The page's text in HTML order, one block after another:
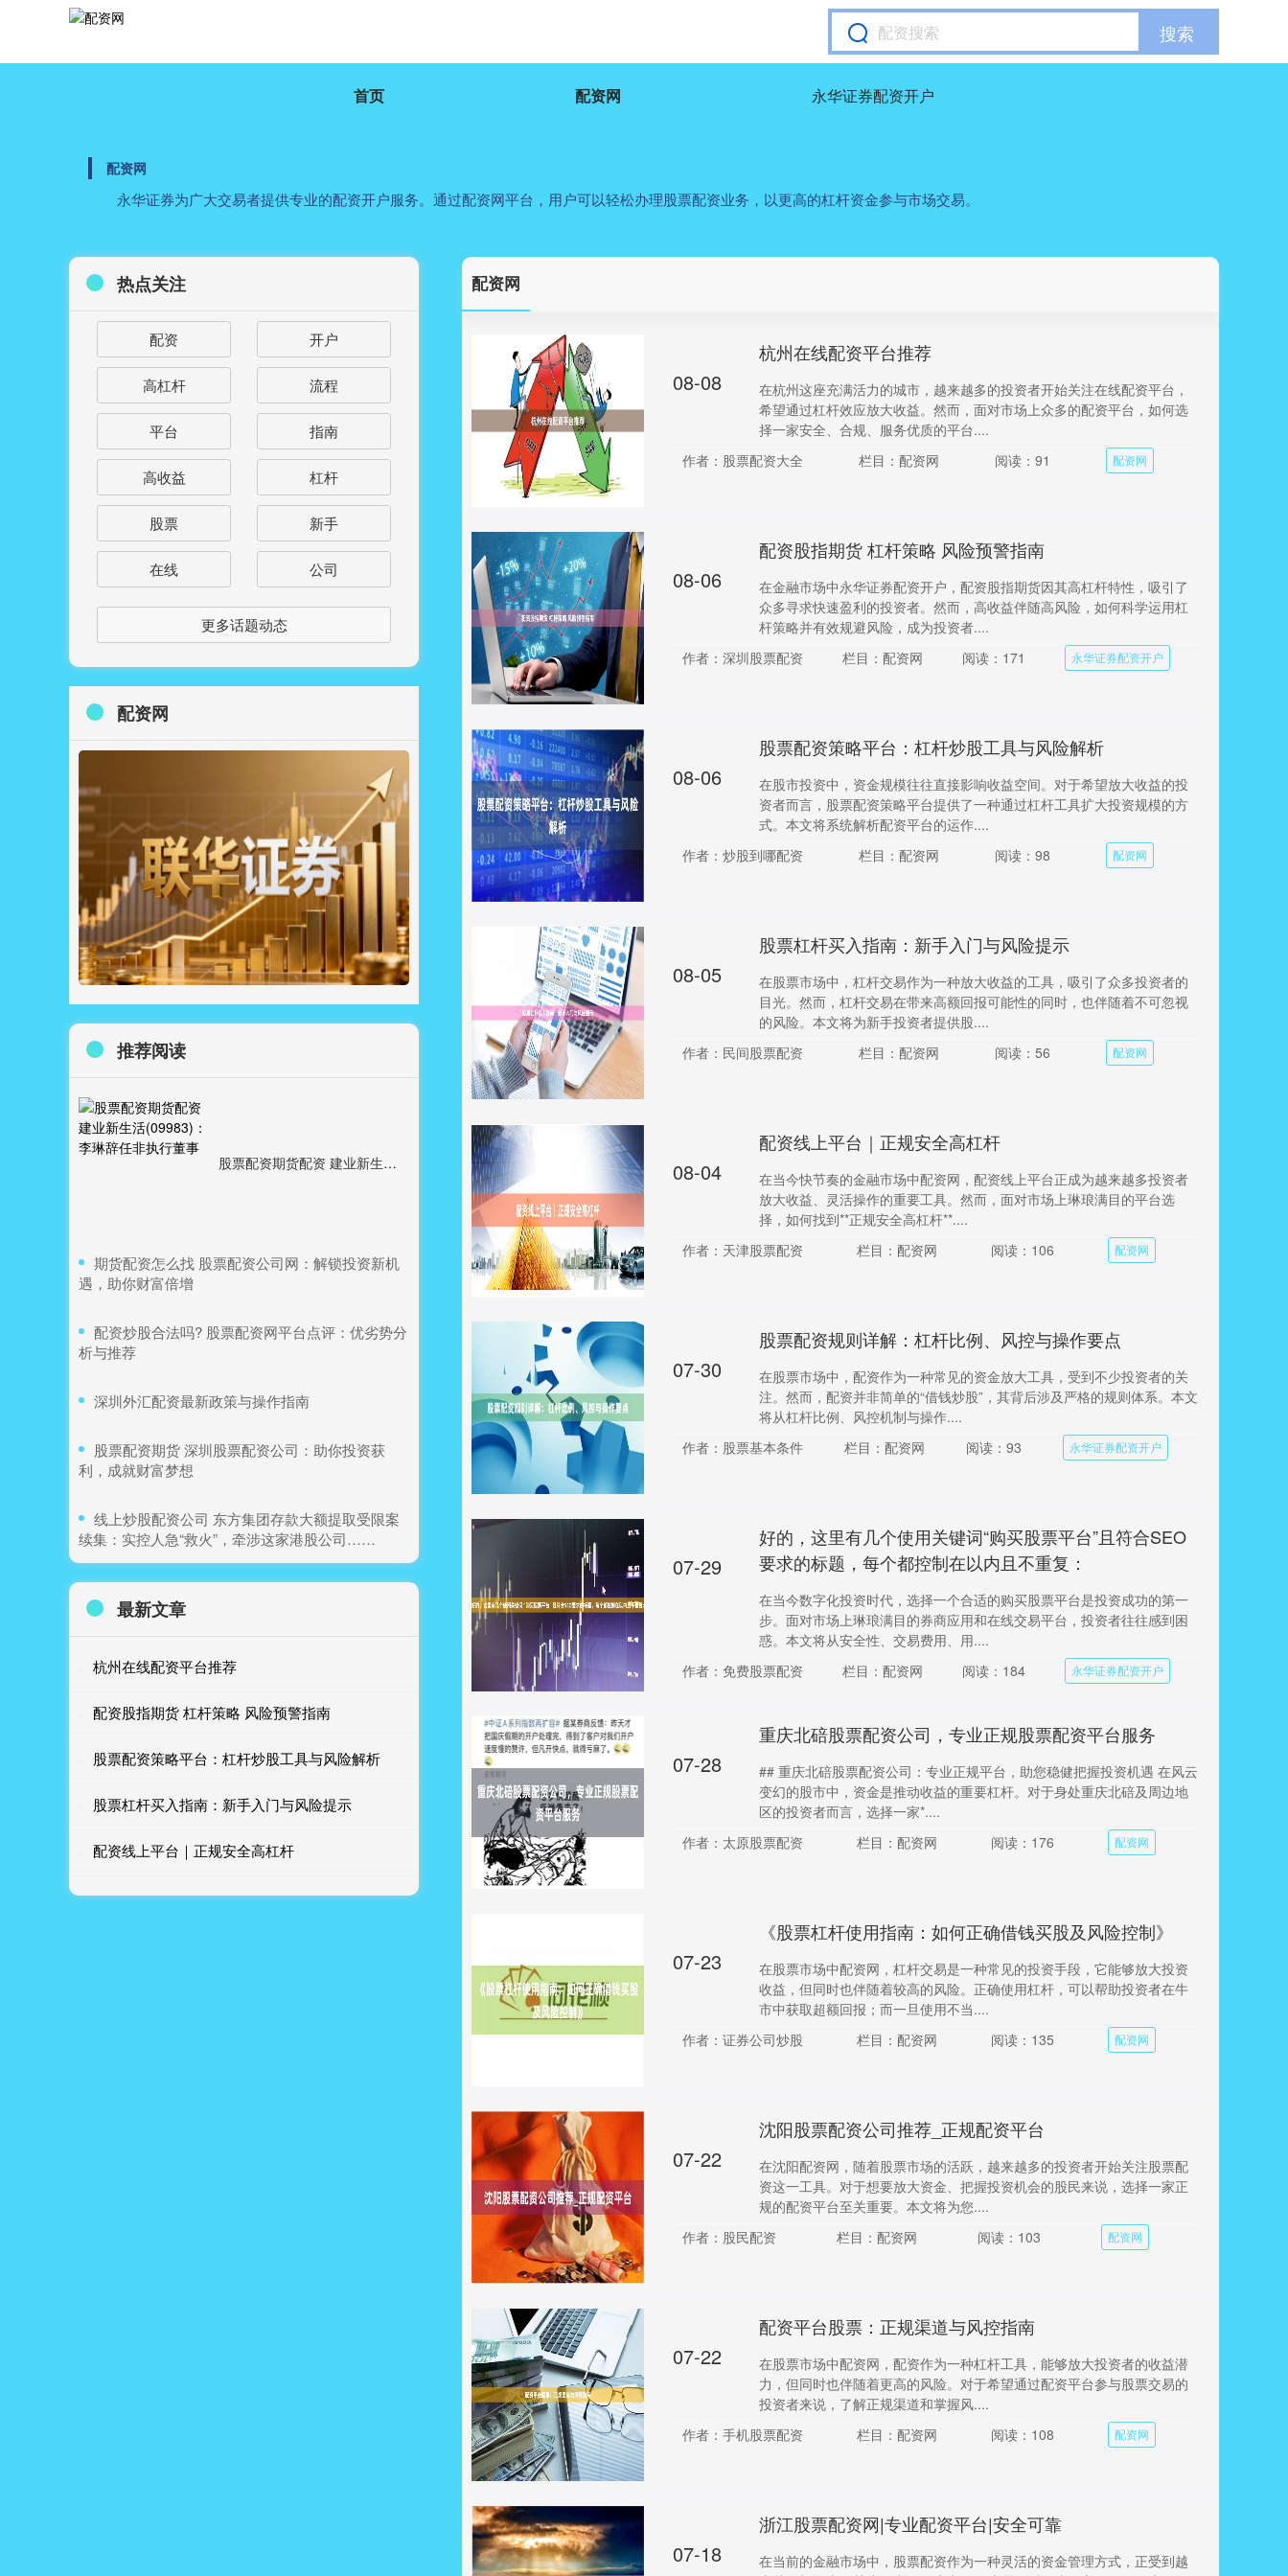
搜索
首页 配资网 永华证券配资开户
配资网
永华证券为广大交易者提供专业的配资开户服务。通过配资网平台，用户可以轻松办理股票配资业务，以更高的杠杆资金参与市场交易。
配资网
08-08
杭州在线配资平台推荐
在杭州这座充满活力的城市，越来越多的投资者开始关注在线配资平台，
希望通过杠杆效应放大收益。然而，面对市场上众多的配资平台，如何选
择一家安全、合规、服务优质的平台....
作者：股票配资大全
栏目：配资网 阅读：91 配资网
08-06
配资股指期货 杠杆策略 风险预警指南
在金融市场中永华证券配资开户，配资股指期货因其高杠杆特性，吸引了
众多寻求快速盈利的投资者。然而，高收益伴随高风险，如何科学运用杠
杆策略并有效规避风险，成为投资者....
作者：深圳股票配资
栏目：配资网 阅读：171 永华证券配资开户
08-06
股票配资策略平台：杠杆炒股工具与风险解析
在股市投资中，资金规模往往直接影响收益空间。对于希望放大收益的投
资者而言，股票配资策略平台提供了一种通过杠杆工具扩大投资规模的方
式。本文将系统解析配资平台的运作....
作者：炒股到哪配资
栏目：配资网 阅读：98 配资网
08-05
股票杠杆买入指南：新手入门与风险提示
在股票市场中，杠杆交易作为一种放大收益的工具，吸引了众多投资者的
目光。然而，杠杆交易在带来高额回报可能性的同时，也伴随着不可忽视
的风险。本文将为新手投资者提供股....
作者：民间股票配资
栏目：配资网 阅读：56 配资网
08-04
配资线上平台｜正规安全高杠杆
在当今快节奏的金融市场中配资网，配资线上平台正成为越来越多投资者
放大收益、灵活操作的重要工具。然而，面对市场上琳琅满目的平台选
择，如何找到**正规安全高杠杆**....
作者：天津股票配资
栏目：配资网 阅读：106 配资网
07-30
股票配资规则详解：杠杆比例、风控与操作要点
在股票市场中，配资作为一种常见的资金放大工具，受到不少投资者的关
注。然而，配资并非简单的“借钱炒股”，其背后涉及严格的规则体系。本文
将从杠杆比例、风控机制与操作....
作者：股票基本条件
栏目：配资网 阅读：93 永华证券配资开户
07-29
好的，这里有几个使用关键词“购买股票平台”且符合SEO
要求的标题，每个都控制在以内且不重复：
在当今数字化投资时代，选择一个合适的购买股票平台是投资成功的第一
步。面对市场上琳琅满目的券商应用和在线交易平台，投资者往往感到困
惑。本文将从安全性、交易费用、用....
作者：免费股票配资
栏目：配资网 阅读：184 永华证券配资开户
07-28
重庆北碚股票配资公司，专业正规股票配资平台服务
## 重庆北碚股票配资公司：专业正规平台，助您稳健把握投资机遇 在风云
变幻的股市中，资金是推动收益的重要杠杆。对于身处重庆北碚及周边地
区的投资者而言，选择一家*....
作者：太原股票配资
栏目：配资网 阅读：176 配资网
07-23
《股票杠杆使用指南：如何正确借钱买股及风险控制》
在股票市场中配资网，杠杆交易是一种常见的投资手段，它能够放大投资
收益，但同时也伴随着较高的风险。正确使用杠杆，可以帮助投资者在牛
市中获取超额回报；而一旦使用不当....
作者：证券公司炒股
栏目：配资网 阅读：135 配资网
07-22
沈阳股票配资公司推荐_正规配资平台
在沈阳配资网，随着股票市场的活跃，越来越多的投资者开始关注股票配
资这一工具。对于想要放大资金、把握投资机会的股民来说，选择一家正
规的配资平台至关重要。本文将为您....
作者：股民配资
栏目：配资网 阅读：103 配资网
07-22
配资平台股票：正规渠道与风控指南
在股票市场中配资网，配资作为一种杠杆工具，能够放大投资者的收益潜
力，但同时也伴随着更高的风险。对于希望通过配资平台参与股票交易的
投资者来说，了解正规渠道和掌握风....
作者：手机股票配资
栏目：配资网 阅读：108 配资网
07-18
浙江股票配资网|专业配资平台|安全可靠
在当前的金融市场中，股票配资作为一种灵活的资金管理方式，正受到越
热点关注
配资 开户
高杠杆 流程
平台 指南
高收益 杠杆
股票 新手
在线 公司
更多话题动态
配资网
推荐阅读
股票配资期货配资 建业新生活(09983)：李琳辞任非执行董事
​期货配资怎么找 股票配资公司网：解锁投资新机
遇，助你财富倍增
​配资炒股合法吗? 股票配资网平台点评：优劣势分
析与推荐
​深圳外汇配资最新政策与操作指南
​股票配资期货 深圳股票配资公司：助你投资获
利，成就财富梦想
​线上炒股配资公司 东方集团存款大额提取受限案
续集：实控人急“救火”，牵涉这家港股公司……
最新文章
杭州在线配资平台推荐
配资股指期货 杠杆策略 风险预警指南
股票配资策略平台：杠杆炒股工具与风险解析
股票杠杆买入指南：新手入门与风险提示
配资线上平台｜正规安全高杠杆